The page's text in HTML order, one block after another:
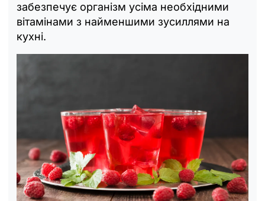
забезпечує організм усіма необхідними
вітамінами з найменшими зусиллями на
кухні.